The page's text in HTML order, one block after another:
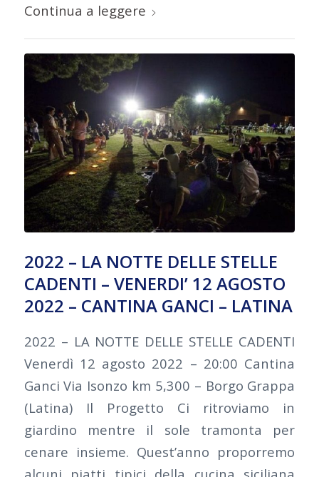
Continua a leggere
2022 – LA NOTTE DELLE STELLE
CADENTI – VENERDI’ 12 AGOSTO
2022 – CANTINA GANCI – LATINA
2022 – LA NOTTE DELLE STELLE CADENTI
Venerdì 12 agosto 2022 – 20:00 Cantina
Ganci Via Isonzo km 5,300 – Borgo Grappa
(Latina) Il Progetto Ci ritroviamo in
giardino mentre il sole tramonta per
cenare insieme. Quest’anno proporremo